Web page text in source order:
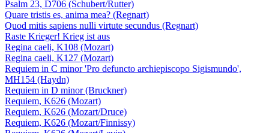
Psalm 23, D706 (Schubert/Rutter)
Quare tristis es, anima mea? (Regnart)
Quod mitis sapiens nulli virtute secundus (Regnart)
Raste Krieger! Krieg ist aus
Regina caeli, K108 (Mozart)
Regina caeli, K127 (Mozart)
Requiem in C minor 'Pro defuncto archiepiscopo Sigismundo',
MH154 (Haydn)
Requiem in D minor (Bruckner)
Requiem, K626 (Mozart)
Requiem, K626 (Mozart/Druce)
Requiem, K626 (Mozart/Finnissy)